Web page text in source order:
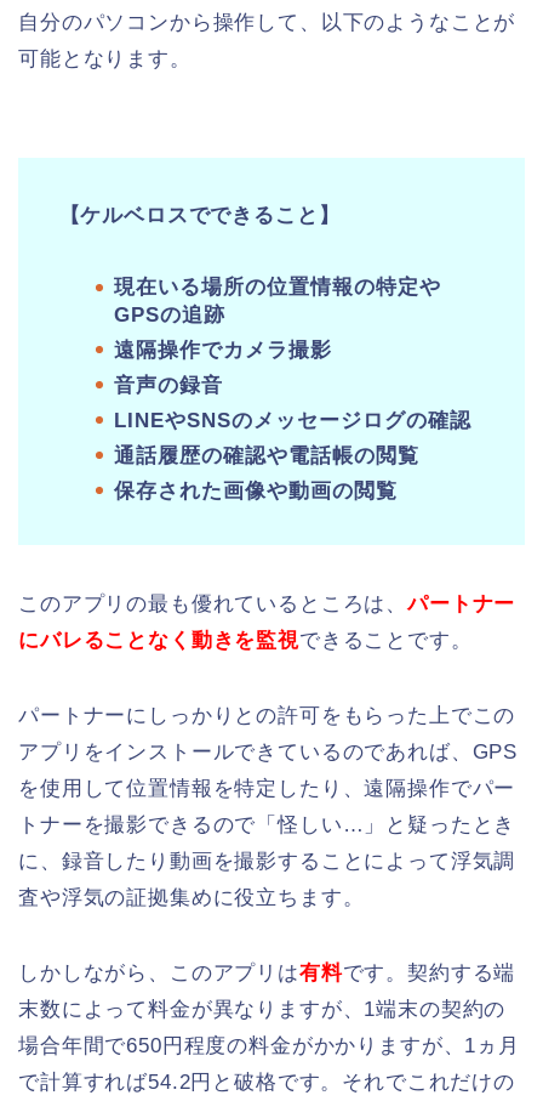
自分のパソコンから操作して、以下のようなことが
可能となります。
【ケルベロスでできること】
現在いる場所の位置情報の特定や
GPSの追跡
遠隔操作でカメラ撮影
音声の録音
LINEやSNSのメッセージログの確認
通話履歴の確認や電話帳の閲覧
保存された画像や動画の閲覧
このアプリの最も優れているところは、パートナー
にバレることなく動きを監視できることです。
パートナーにしっかりとの許可をもらった上でこの
アプリをインストールできているのであれば、GPS
を使用して位置情報を特定したり、遠隔操作でパー
トナーを撮影できるので「怪しい…」と疑ったとき
に、録音したり動画を撮影することによって浮気調
査や浮気の証拠集めに役立ちます。
しかしながら、このアプリは有料です。契約する端
末数によって料金が異なりますが、1端末の契約の
場合年間で650円程度の料金がかかりますが、1ヵ月
で計算すれば54.2円と破格です。それでこれだけの